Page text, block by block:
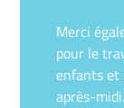
Merci
pour le
enfants et
après-midi.